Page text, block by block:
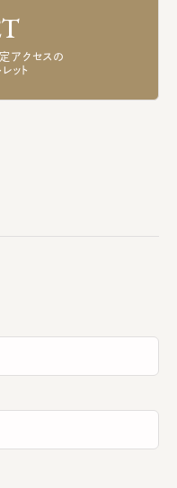
アクセスの
ット